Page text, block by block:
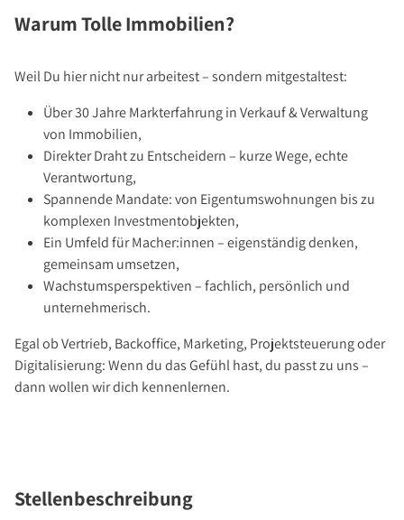
Bauträger / Projektentwickler
Blog
News
Podcast
Ratgeber
Über Uns
Unternehmen
Team
Stellenangebote
Presse
Warum Tolle Immobilien?
Weil Du hier nicht nur arbeitest – sondern mitgestaltest:
Über 30 Jahre Markterfahrung in Verkauf & Verwaltung
von Immobilien,
Direkter Draht zu Entscheidern – kurze Wege, echte
Verantwortung,
Spannende Mandate: von Eigentumswohnungen bis zu
komplexen Investmentobjekten,
Ein Umfeld für Macher:innen – eigenständig denken,
gemeinsam umsetzen,
Wachstumsperspektiven – fachlich, persönlich und
unternehmerisch.
Egal ob Vertrieb, Backoffice, Marketing, Projektsteuerung oder
Digitalisierung: Wenn du das Gefühl hast, du passt zu uns –
dann wollen wir dich kennenlernen.
Stellenbeschreibung